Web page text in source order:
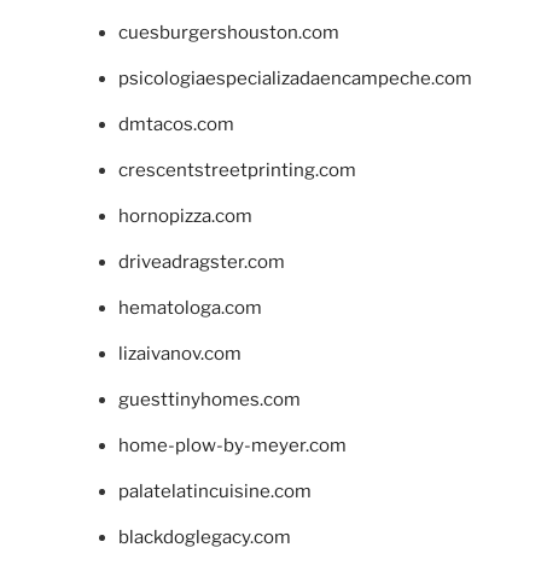
cuesburgershouston.com
psicologiaespecializadaencampeche.com
dmtacos.com
crescentstreetprinting.com
hornopizza.com
driveadragster.com
hematologa.com
lizaivanov.com
guesttinyhomes.com
home-plow-by-meyer.com
palatelatincuisine.com
blackdoglegacy.com